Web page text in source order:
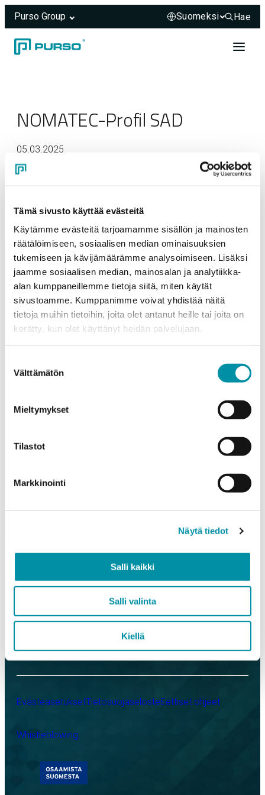
Tämä sivusto käyttää evästeitä
Käytämme evästeitä tarjoamamme sisällön ja mainosten
räätälöimiseen, sosiaalisen median ominaisuuksien
tukemiseen ja kävijämäärämme analysoimiseen. Lisäksi
jaamme sosiaalisen median, mainosalan ja analytiikka-
alan kumppaneillemme tietoja siitä, miten käytät
sivustoamme. Kumppanimme voivat yhdistää näitä
tietoja muihin tietoihin, joita olet antanut heille tai joita on
kerätty, kun olet käyttänyt heidän palvelujaan.
valinta
Välttämätön
Mieltymykset
Tilastot
Markkinointi
Näytä tiedot
Salli kaikki
Salli valinta
Kiellä
Purso Group
Hae
Hae
NOMATEC-Profil SAD
05.03.2025
Purso on suomalainen perheyritys, joka suunnittelee ja
(03) 3404 111
Etusivu
Alumiiniset rakennusjärjestelmät
Purso yrityksenä
LinkedIn
Instagram
Facebook
YouTube
EvästeasetuksetTietosuojaselosteEettiset ohjeet
Whistleblowing